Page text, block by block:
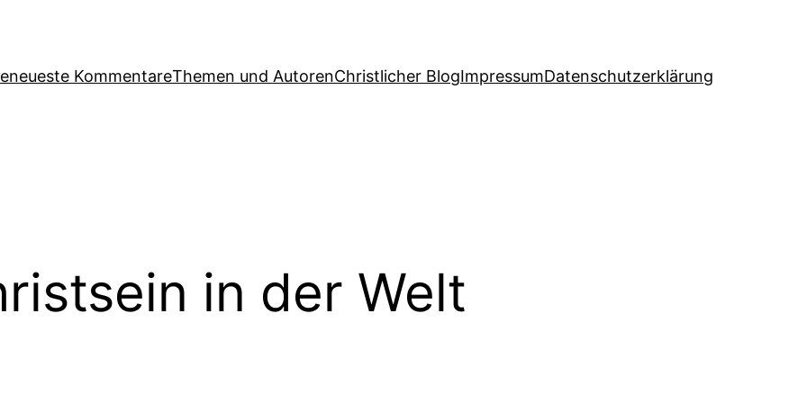
neueste KommentareThemen und AutorenChristlicher BlogImpressumDatenschutzerklärung
in der Welt